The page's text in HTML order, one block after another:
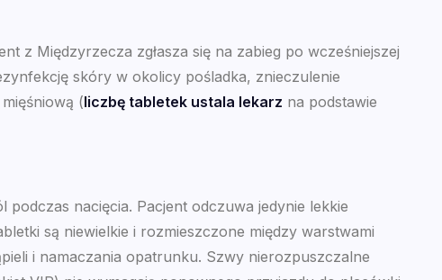
z Międzyrzecza zgłasza się na zabieg po wcześniejszej
skóry w okolicy pośladka, znieczulenie
(liczbę tabletek ustala lekarz na podstawie
podczas nacięcia. Pacjent odczuwa jedynie lekkie
są niewielkie i rozmieszczone między warstwami
i namaczania opatrunku. Szwy nierozpuszczalne